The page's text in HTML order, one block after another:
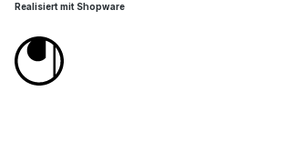
Realisiert mit Shopware